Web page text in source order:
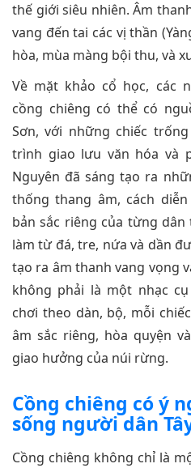
thế giới siêu nhiên. Âm
vang đến tai các vị thần
hòa, mùa màng bội thu, và
Về mặt khảo cổ học, các
cồng chiêng có thể có
Sơn, với những chiếc
trình giao lưu văn hóa và
Nguyên đã sáng tạo ra
thống thang âm, cách
bản sắc riêng của từng
làm từ đá, tre, nứa và dần
tạo ra âm thanh vang vọng
không phải là một nhạc
chơi theo dàn, bộ, mỗi
âm sắc riêng, hòa quyện
giao hưởng của núi rừng.
Cồng chiêng có ý
sống người dân
Cồng chiêng không chỉ là